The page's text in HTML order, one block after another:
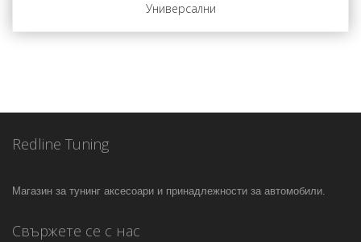
Универсални
Redline Tuning
Магазин за тунинг аксесоари и принадлежности за автомобили.
Свържете се с нас